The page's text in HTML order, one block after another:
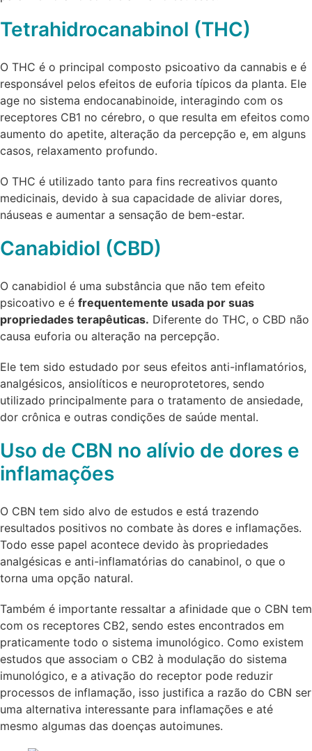
Tetrahidrocanabinol (THC)
O THC é o principal composto psicoativo da cannabis e é
responsável pelos efeitos de euforia típicos da planta. Ele
age no sistema endocanabinoide, interagindo com os
receptores CB1 no cérebro, o que resulta em efeitos como
aumento do apetite, alteração da percepção e, em alguns
casos, relaxamento profundo.
O THC é utilizado tanto para fins recreativos quanto
medicinais, devido à sua capacidade de aliviar dores,
náuseas e aumentar a sensação de bem-estar.
Canabidiol (CBD)
O canabidiol é uma substância que não tem efeito
psicoativo e é frequentemente usada por suas
propriedades terapêuticas. Diferente do THC, o CBD não
causa euforia ou alteração na percepção.
Ele tem sido estudado por seus efeitos anti-inflamatórios,
analgésicos, ansiolíticos e neuroprotetores, sendo
utilizado principalmente para o tratamento de ansiedade,
dor crônica e outras condições de saúde mental.
Uso de CBN no alívio de dores e
inflamações
O CBN tem sido alvo de estudos e está trazendo
resultados positivos no combate às dores e inflamações.
Todo esse papel acontece devido às propriedades
analgésicas e anti-inflamatórias do canabinol, o que o
torna uma opção natural.
Também é importante ressaltar a afinidade que o CBN tem
com os receptores CB2, sendo estes encontrados em
praticamente todo o sistema imunológico. Como existem
estudos que associam o CB2 à modulação do sistema
imunológico, e a ativação do receptor pode reduzir
processos de inflamação, isso justifica a razão do CBN ser
uma alternativa interessante para inflamações e até
mesmo algumas das doenças autoimunes.